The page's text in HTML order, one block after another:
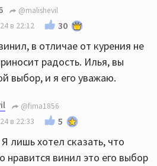
@malishevil
в 22:12
30
в отличае от курения не
радость. Илья, вы
выбор, и я его уважаю.
@fima1856
в 22:33
5
лишь хотел сказать, что
нравится винил это его выбор